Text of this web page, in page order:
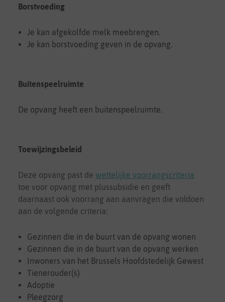
Borstvoeding
Je kan afgekolfde melk meebrengen.
Je kan borstvoeding geven in de opvang.
Buitenspeelruimte
De opvang heeft een buitenspeelruimte.
Toewijzingsbeleid
Deze opvang past de wettelijke voorrangscriteria
toe voor opvang met plussubsidie en geeft
daarnaast ook voorrang aan aanvragen die voldoen
aan de volgende criteria:
Gezinnen die in de buurt van de opvang wonen
Gezinnen die in de buurt van de opvang werken
Inwoners van het Brussels Hoofdstedelijk Gewest
Tienerouder(s)
Adoptie
Pleegzorg